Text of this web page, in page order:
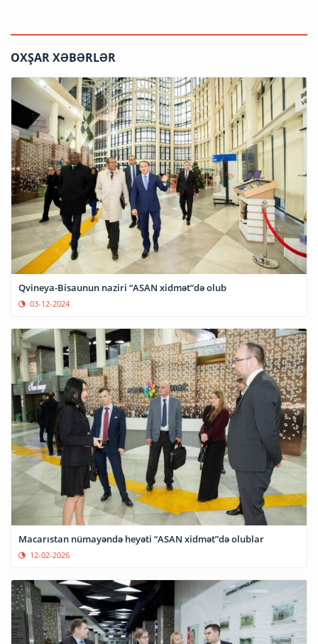
OXŞAR XƏBƏRLƏR
Qvineya-Bisaunun naziri “ASAN xidmət”də olub
03-12-2024
Macarıstan nümayəndə heyəti “ASAN xidmət”də olublar
12-02-2026